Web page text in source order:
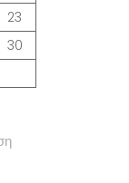
23
30